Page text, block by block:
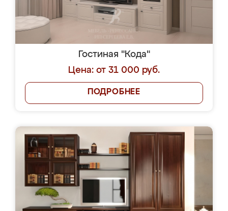
Гостиная "Кода"
Цена: от 31 000 руб.
ПОДРОБНЕЕ